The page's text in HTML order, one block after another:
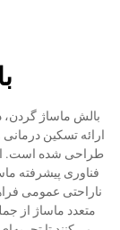
بالش ماساژ گردن،
ارائه تسکین
طراحی شده است.
فناوری پیشرفته
ناراحتی عمومی
متعدد ماساژ از